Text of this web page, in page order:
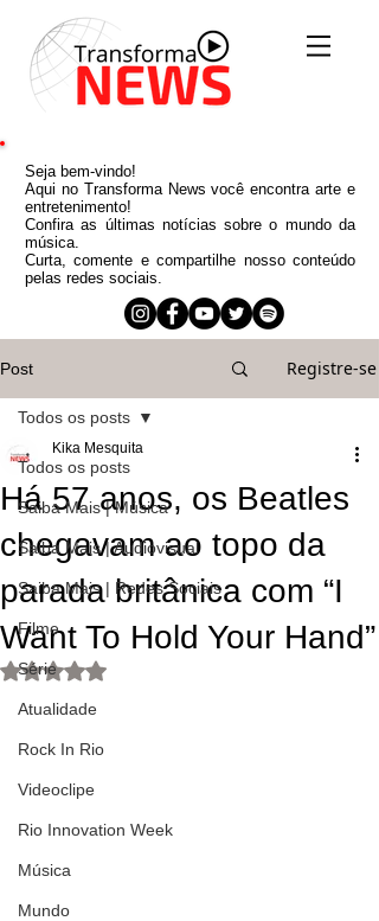
Seja bem-vindo!
Aqui no Transforma News você encontra arte e
entretenimento!
Confira as últimas notícias sobre o mundo da
música.
Curta, comente e compartilhe nosso conteúdo
pelas redes sociais.
Post Registre-se
Todos os posts
Saiba Mais | Música
Saiba Mais | Audiovisual
Saiba Mais | Redes Sociais
Filme
Série
Atualidade
Rock In Rio
Videoclipe
Rio Innovation Week
Música
Mundo
Todos os posts
Há 57 anos, os Beatles
chegavam ao topo da
parada britânica com “I
Want To Hold Your Hand”
Kika Mesquita
Avaliado com NaN de 5 estrelas.